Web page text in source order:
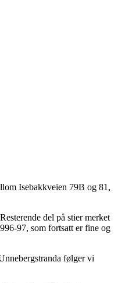
Isebakkveien 79B og 81,
del på stier merket
97, som fortsatt er fine og
følger vi